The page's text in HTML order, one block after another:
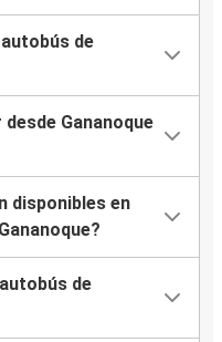
de
Gananoque
disponibles en
de